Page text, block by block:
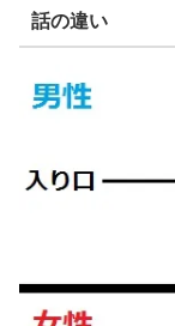
話の違い